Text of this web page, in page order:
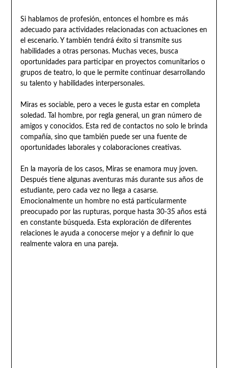
Si hablamos de profesión, entonces el hombre es más
adecuado para actividades relacionadas con actuaciones en
el escenario. Y también tendrá éxito si transmite sus
habilidades a otras personas. Muchas veces, busca
oportunidades para participar en proyectos comunitarios o
grupos de teatro, lo que le permite continuar desarrollando
su talento y habilidades interpersonales.
Miras es sociable, pero a veces le gusta estar en completa
soledad. Tal hombre, por regla general, un gran número de
amigos y conocidos. Esta red de contactos no solo le brinda
compañía, sino que también puede ser una fuente de
oportunidades laborales y colaboraciones creativas.
En la mayoría de los casos, Miras se enamora muy joven.
Después tiene algunas aventuras más durante sus años de
estudiante, pero cada vez no llega a casarse.
Emocionalmente un hombre no está particularmente
preocupado por las rupturas, porque hasta 30-35 años está
en constante búsqueda. Esta exploración de diferentes
relaciones le ayuda a conocerse mejor y a definir lo que
realmente valora en una pareja.